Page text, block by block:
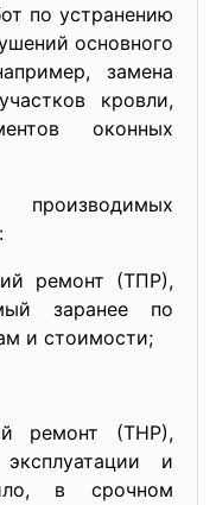
по устранению
основного
замена
кровли,
оконных
ремонт (ТПР),
заранее по
и стоимости;
ремонт (ТНР),
и
в срочном